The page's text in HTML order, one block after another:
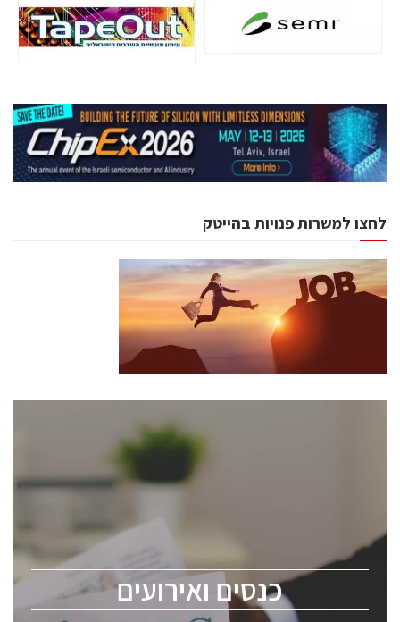
לחצו למשרות פנויות בהייטק
כנסים ואירועים
כנסים ואירועים
לכל העוסקים בתעשיית הסמיקונדקטור כולל מהנדסים,
ChipEx2026 will be held on May 12-13, 2026. The